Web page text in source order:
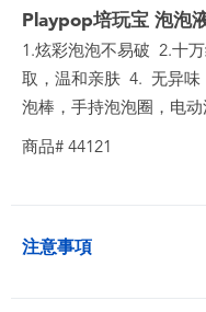
玩具促销
Playpop培玩宝 泡泡
1.炫彩泡泡不易破 2.十
取，温和亲肤 4. 无异味
泡棒，手持泡泡圈，电
商品# 44121
注意事項